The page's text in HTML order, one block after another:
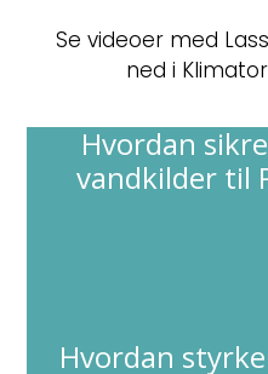
Se videoer med
ned i
Hvordan
vandkilder til
Hvordan